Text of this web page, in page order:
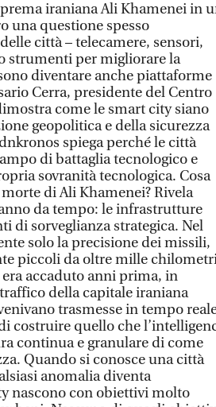
iraniana Ali Khamenei in
una questione spesso
città – telecamere, sensori,
strumenti per migliorare la
diventare anche piattaforme
Cerra, presidente del Centro
come le smart city siano
geopolitica e della sicurezza
spiega perché le città
di battaglia tecnologico e
sovranità tecnologica. Cosa
di Ali Khamenei? Rivela
da tempo: le infrastrutture
di sorveglianza strategica. Nel
solo la precisione dei missili,
piccoli da oltre mille
era accaduto anni prima, in
della capitale iraniana
trasmesse in tempo
costruire quello che
continua e granulare di come
Quando si conosce una città
anomalia diventa
nascono con obiettivi molto